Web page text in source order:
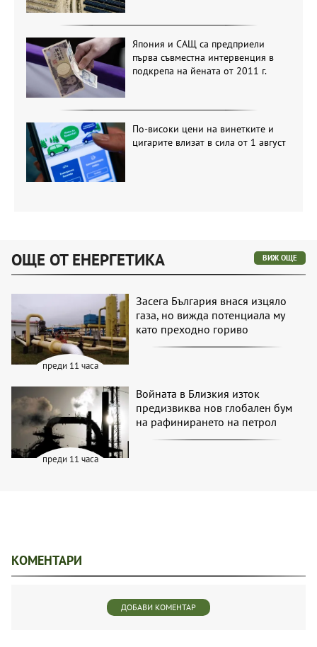
Япония и САЩ са предприели
първа съвместна интервенция в
подкрепа на йената от 2011 г.
По-високи цени на винетките и
цигарите влизат в сила от 1 август
ОЩЕ ОТ ЕНЕРГЕТИКА ВИЖ ОЩЕ
преди 11 часа
Засега България внася изцяло
газа, но вижда потенциала му
като преходно гориво
преди 11 часа
Войната в Близкия изток
предизвиква нов глобален бум
на рафинирането на петрол
КОМЕНТАРИ
ДОБАВИ КОМЕНТАР